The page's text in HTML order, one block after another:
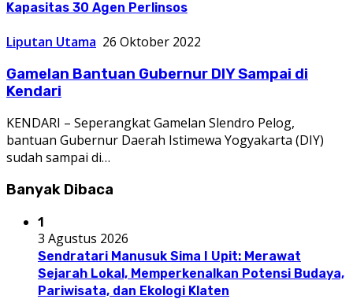
Kapasitas 30 Agen Perlinsos
Liputan Utama 26 Oktober 2022
Gamelan Bantuan Gubernur DIY Sampai di
Kendari
KENDARI – Seperangkat Gamelan Slendro Pelog,
bantuan Gubernur Daerah Istimewa Yogyakarta (DIY)
sudah sampai di…
Banyak Dibaca
1
3 Agustus 2026
Sendratari Manusuk Sima I Upit: Merawat
Sejarah Lokal, Memperkenalkan Potensi Budaya,
Pariwisata, dan Ekologi Klaten